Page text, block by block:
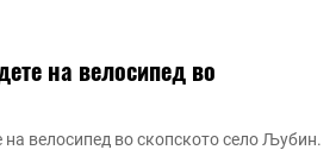
на велосипед во
велосипед во скопското село Љубин.